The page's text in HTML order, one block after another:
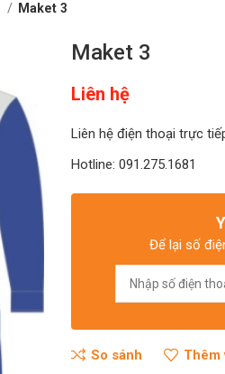
Maket 3
Maket 3
Liên hệ
Liên hệ điện thoại trực
Hotline: 091.275.1681
Để lại số
So sánh Thêm